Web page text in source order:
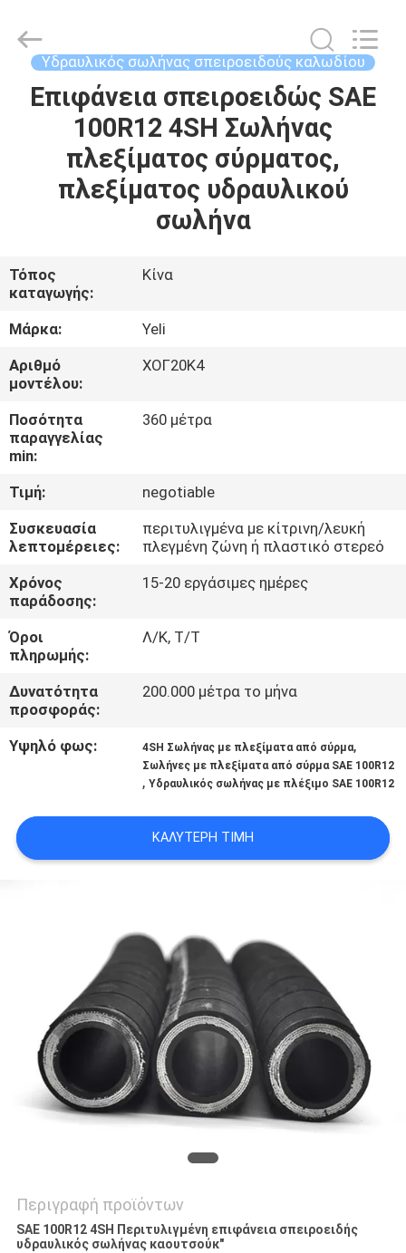
ΣΠΊΤΙ
ΠΡΟΪΌΝΤΑ
ΓΎΡΟΣ
ΕΡΓΟΣΤΑΣΊΩΝ
ΠΟΙΟΤΙΚΌΣ
ΈΛΕΓΧΟΣ
ΜΑΣ
ΕΛΆΤΕ
ΣΕ
ΕΠΑΦΉ
ΜΕ
ΕΙΔΉΣΕΙΣ
ΖΗΤΉΣΤΕ
ΈΝΑ
ΑΠΌΣΠΑΣΜΑ
SITEMAP
Reserved.
Developed
Υδραυλικός σωλήνας σπειροειδούς καλωδίου
Επιφάνεια σπειροειδώς SAE
100R12 4SH Σωλήνας
πλεξίματος σύρματος,
πλεξίματος υδραυλικού
σωλήνα
Τόπος
καταγωγής:
Κίνα
Μάρκα:
Yeli
Αριθμό
μοντέλου:
ΧΟΓ20Κ4
Ποσότητα
παραγγελίας
min:
360 μέτρα
Τιμή:
negotiable
Συσκευασία
λεπτομέρειες:
περιτυλιγμένα με κίτρινη/λευκή
πλεγμένη ζώνη ή πλαστικό στερεό
Χρόνος
παράδοσης:
15-20 εργάσιμες ημέρες
Όροι
πληρωμής:
Λ/Κ, Τ/Τ
Δυνατότητα
προσφοράς:
200.000 μέτρα το μήνα
Υψηλό φως: 4SH Σωλήνας με πλεξίματα από σύρμα,
Σωλήνες με πλεξίματα από σύρμα SAE 100R12
,Υδραυλικός σωλήνας με πλέξιμο SAE 100R12
ΚΑΛΎΤΕΡΗ ΤΙΜΉ
Περιγραφή προϊόντων
SAE 100R12 4SH Περιτυλιγμένη επιφάνεια σπειροειδής
υδραυλικός σωλήνας καουτσούκ"